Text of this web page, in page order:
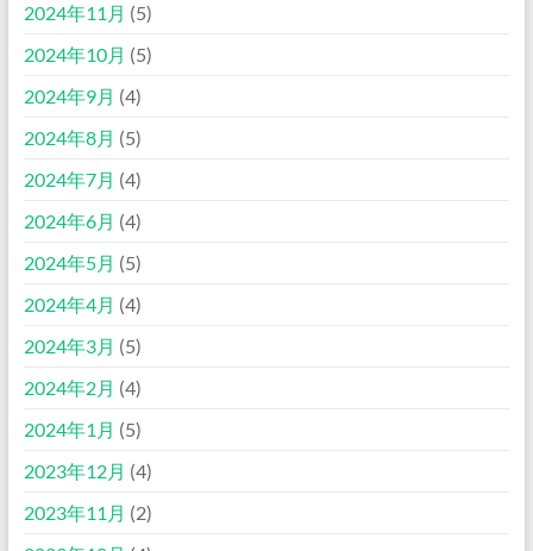
2024年11月 (5)
2024年10月 (5)
2024年9月 (4)
2024年8月 (5)
2024年7月 (4)
2024年6月 (4)
2024年5月 (5)
2024年4月 (4)
2024年3月 (5)
2024年2月 (4)
2024年1月 (5)
2023年12月 (4)
2023年11月 (2)